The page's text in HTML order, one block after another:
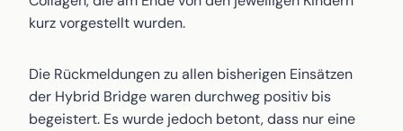
kurz vorgestellt wurden.
Die Rückmeldungen zu allen bisherigen Einsätzen
der Hybrid Bridge waren durchweg positiv bis
begeistert. Es wurde jedoch betont, dass nur eine